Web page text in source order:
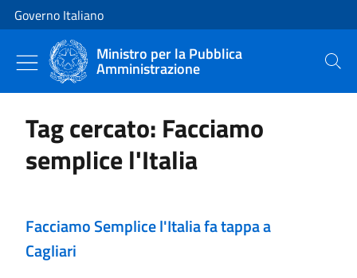
Vai al contenuto
Vai alla navigazione del sito
Governo Italiano
Ministro per la Pubblica
Amministrazione Cerca
Tag cercato: Facciamo
semplice l'Italia
Facciamo Semplice l'Italia fa tappa a
Cagliari